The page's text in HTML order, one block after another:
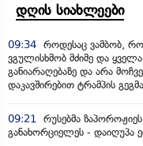
დღის სიახლეები
09:34 როდესაც ვამბობ,
ვგულისხმობ მძიმე და
განიარაღებაზე და არა
დაკავშირებით ტრამპის
09:21
რუსებმა
განახორციელეს - დაიღუპა